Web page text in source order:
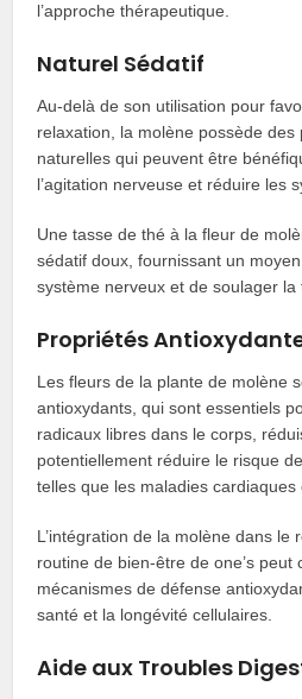
l’approche thérapeutique.
Naturel Sédatif
Au-delà de son utilisation pour
relaxation, la molène possède des
naturelles qui peuvent être
l’agitation nerveuse et réduire les
Une tasse de thé à la fleur de
sédatif doux, fournissant un
système nerveux et de soulager la
Propriétés
Les fleurs de la plante de molène
antioxydants, qui sont essentiels
radicaux libres dans le corps,
potentiellement réduire le risque
telles que les maladies cardiaques
L’intégration de la molène dans le
routine de bien-être de one’s peut
mécanismes de défense
santé et la longévité cellulaires.
Aide aux Troubles